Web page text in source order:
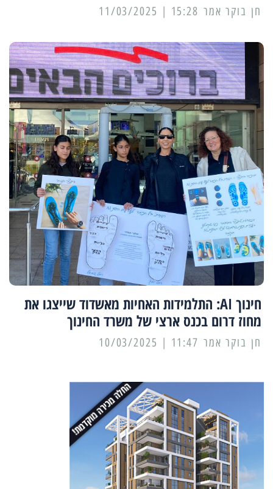
15:28 | 11/03/2025
חינוך AI: התלמידות האחיות מאשדוד שייצגו את
מחוז דרום בכנס ארצי של משרד החינוך
11:47 | 10/03/2025